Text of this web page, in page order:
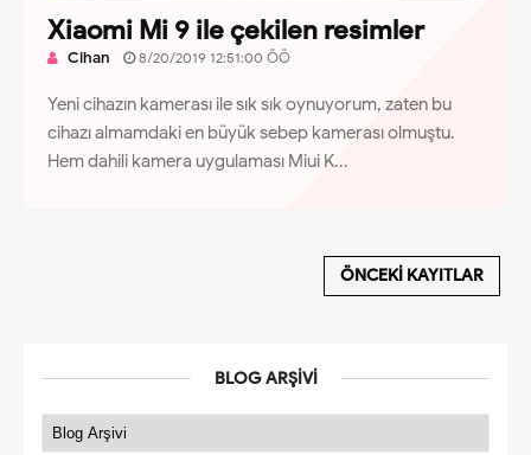
Xiaomi Mi 9 ile çekilen resimler
Cihan 8/20/2019 12:51:00 ÖÖ
Yeni cihazın kamerası ile sık sık oynuyorum, zaten bu
cihazı almamdaki en büyük sebep kamerası olmuştu.
Hem dahili kamera uygulaması Miui K...
ÖNCEKI KAYITLAR
BLOG ARŞIVI